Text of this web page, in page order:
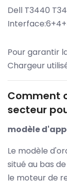
Dell T3440
Pour garantir
Chargeur
Comment
secteur
modèle
Le modèle
situé au bas
le moteur de